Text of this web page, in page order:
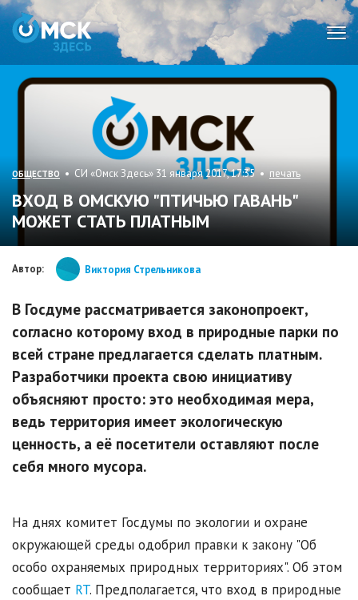
ОБЩЕСТВО • СИ «Омск Здесь» 31 января 2017, 17:35 • печать
ВХОД В ОМСКУЮ "ПТИЧЬЮ ГАВАНЬ"
МОЖЕТ СТАТЬ ПЛАТНЫМ
Автор: Виктория Стрельникова
В Госдуме рассматривается законопроект,
согласно которому вход в природные парки по
всей стране предлагается сделать платным.
Разработчики проекта свою инициативу
объясняют просто: это необходимая мера,
ведь территория имеет экологическую
ценность, а её посетители оставляют после
себя много мусора.
На днях комитет Госдумы по экологии и охране
окружающей среды одобрил правки к закону "Об
особо охраняемых природных территориях". Об этом
сообщает RT. Предполагается, что вход в природные